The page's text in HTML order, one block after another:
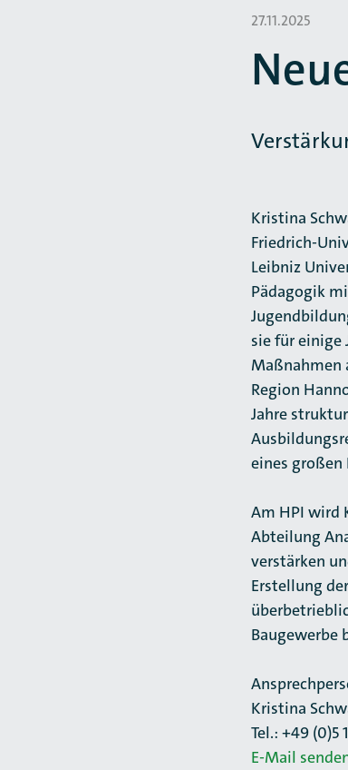
27.11.2025
Kristina
Friedrich-
Leibniz
Pädagogik
sie für einige
Maßnahmen
Region
Jahre
eines großen
Am HPI wird
Abteilung
verstärken
Erstellung
Baugewerbe
Kristina
Tel.: +49 (0)5
E-Mail